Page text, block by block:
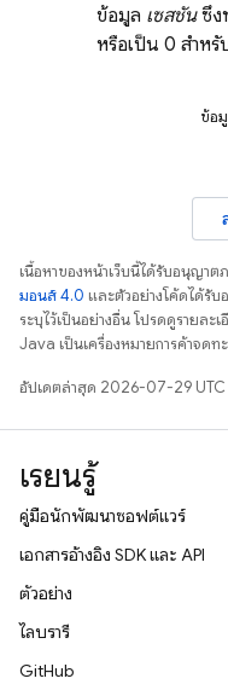
ข้อมูล เซสชันซึ่ง
หรือเป็น 0 สำห
ข้อ
เนื้อหาของหน้าเว็บนี้ได้รับอนุญาต
มอนส์ 4.0 และตัวอย่างโค้ดได้รั
ระบุไว้เป็นอย่างอื่น โปรดดูรายละ
Java เป็นเครื่องหมายการค้าจด
อัปเดตล่าสุด 2026-07-29 UTC
เรียนรู้
คู่มือนักพัฒนาซอฟต์แวร์
เอกสารอ้างอิง SDK และ API
ตัวอย่าง
ไลบรารี
GitHub